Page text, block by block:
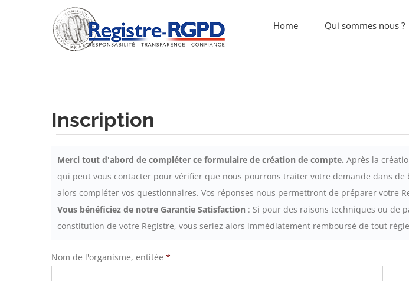
Home Qui sommes nous ?
Inscription
Merci tout d'abord de compléter ce formulaire de création de compte. Après la
qui peut vous contacter pour vérifier que nous pourrons traiter votre demande dans
alors compléter vos questionnaires. Vos réponses nous permettront de préparer votre
Vous bénéficiez de notre Garantie Satisfaction : Si pour des raisons techniques ou de
constitution de votre Registre, vous seriez alors immédiatement remboursé de tout
Nom de l'organisme, entitée *